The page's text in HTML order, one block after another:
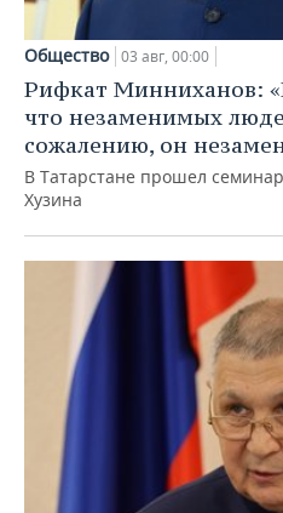
Общество 03 авг, 00:00
Рифкат Минниханов:
что незаменимых
сожалению, он
В Татарстане прошел
Хузина